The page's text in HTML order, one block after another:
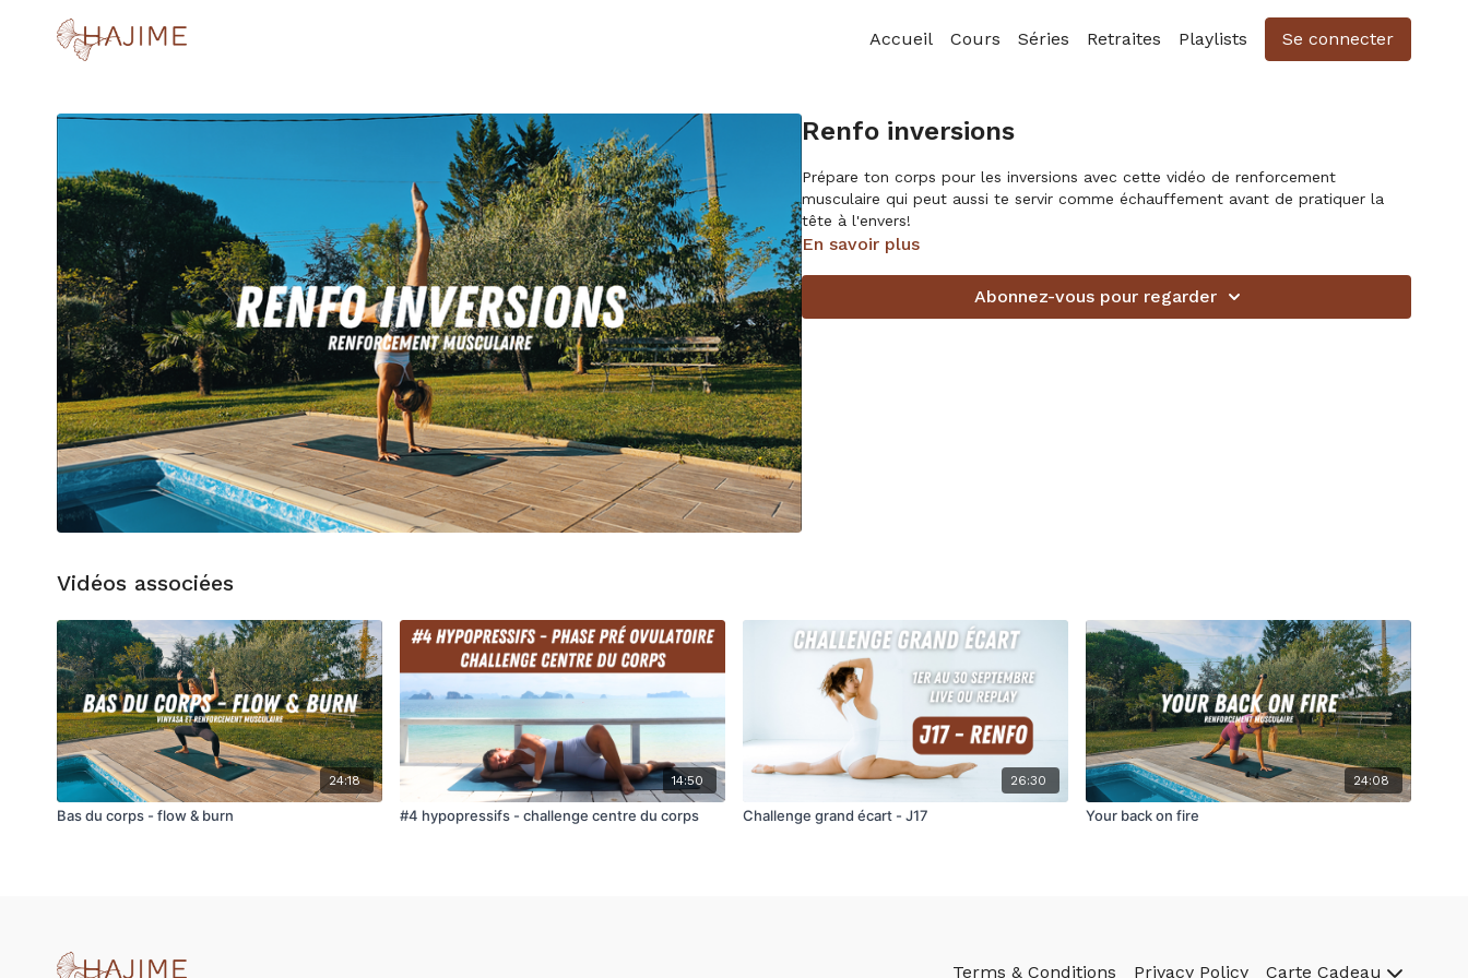
Accueil Cours Séries Retraites Playlists Se connecter
Renfo inversions
Prépare ton corps pour les inversions avec cette vidéo de renforcement
musculaire qui peut aussi te servir comme échauffement avant de pratiquer la
tête à l'envers!
En savoir plus
Abonnez-vous pour regarder
Vidéos associées
24:18
Bas du corps - flow & burn
14:50
#4 hypopressifs - challenge centre du corps
26:30
Challenge grand écart - J17
24:08
Your back on fire
Terms & Conditions Privacy Policy Carte Cadeau